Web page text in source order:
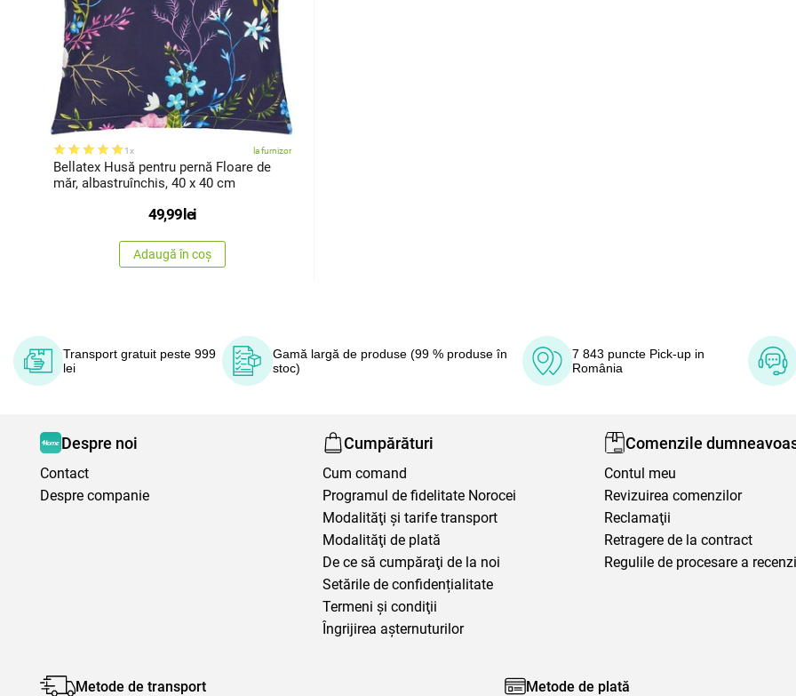
1x la furnizor
Bellatex Husă pentru pernă Floare de
măr, albastruînchis, 40 x 40 cm
49,99lei
Adaugă în coș
Transport gratuit peste 999
lei
Gamă largă de produse (99 % produse în
stoc)
7 843 puncte Pick-up in
România
Despre noi
Contact
Despre companie
Cumpărături
Cum comand
Programul de fidelitate Norocei
Modalităţi şi tarife transport
Modalităţi de plată
De ce să cumpăraţi de la noi
Setările de confidențialitate
Termeni şi condiţii
Îngrijirea așternuturilor
Comenzile
Contul meu
Revizuirea comenzilor
Reclamaţii
Retragere de la contract
Regulile de procesare a
Metode de transport Metode de plată